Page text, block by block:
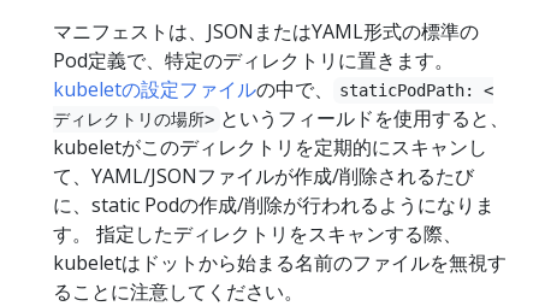
マニフェストは、JSONまたはYAML形式の標準の
Pod定義で、特定のディレクトリに置きます。
kubeletの設定ファイルの中で、
staticPodPath: <
ディレクトリの場所> というフィールドを使用すると、
kubeletがこのディレクトリを定期的にスキャンし
て、YAML/JSONファイルが作成/削除されるたび
に、static Podの作成/削除が行われるようになりま
す。 指定したディレクトリをスキャンする際、
kubeletはドットから始まる名前のファイルを無視す
ることに注意してください。